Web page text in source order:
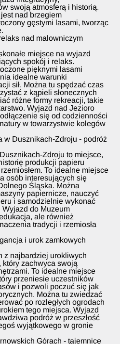
swoją atmosferą i historią.
nad brzegiem
gęstymi lasami, tworząc
nad malowniczym
miejsce na wyjazd
spokój i relaks.
pięknymi lasami
idealne warunki
sił. Można tu spędzać czas
z kąpieli słonecznych
różne formy rekreacji, takie
Wyjazd nad Jezioro
się od codzienności
w towarzystwie kolegów
w Dusznikach-Zdroju - podróż
Zdroju to miejsce,
produkcji papieru
To idealne miejsce
osób interesujących się
Śląska. Można
papiernicze, nauczyć
i samodzielnie wykonać
Wyjazd do Muzeum
ale również
tradycji i rzemiosła
i urok zamkowych
z najbardziej urokliwych
zachwyca swoją
To idealne miejsce
przeniesie uczestników
i pozwoli poczuć się jak
Można tu zwiedzać
po rozległych ogrodach
tego miejsca. Wyjazd
podróż w przeszłość
wyjątkowego w gronie
Górach - tajemnice